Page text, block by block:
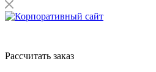
Рассчитать заказ